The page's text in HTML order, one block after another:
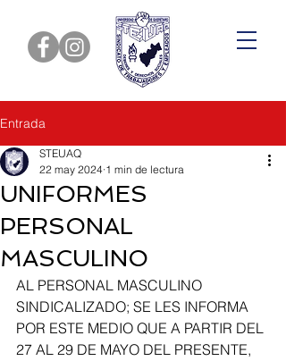
Entrada
UNIFORMES
PERSONAL
MASCULINO
STEUAQ
22 may 2024 1 min de lectura
AL PERSONAL MASCULINO
SINDICALIZADO; SE LES INFORMA
POR ESTE MEDIO QUE A PARTIR DEL
27 AL 29 DE MAYO DEL PRESENTE,